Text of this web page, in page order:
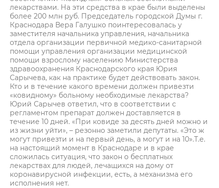
лекарствами. На эти средства в крае были выделены
более 200 млн руб. Председатель городской Думы г.
Краснодара Вера Галушко поинтересовалась у
заместителя начальника управления, начальника
отдела организации первичной медико-санитарной
помощи управления организации медицинской
помощи взрослому населению Министерства
здравоохранения Краснодарского края Юрия
Сарычева, как на практике будет действовать закон.
Кто и в течение какого времени должен привезти
«ковидному» больному необходимые лекарства?
Юрий Сарычев ответил, что в соответствии с
регламентом препарат должен доставляется в
течение 10 дней. «При ковиде за десять дней можно и
из жизни уйти», – резонно заметили депутаты. «Это ж
могут привезти и на первый день, а могут и на 10».Т.е.
на настоящий момент в Краснодаре и в крае
сложилась ситуация, что закон о бесплатных
лекарствах для людей, лечащихся на дому от
коронавирусной инфекции, есть, а механизма его
исполнения нет.